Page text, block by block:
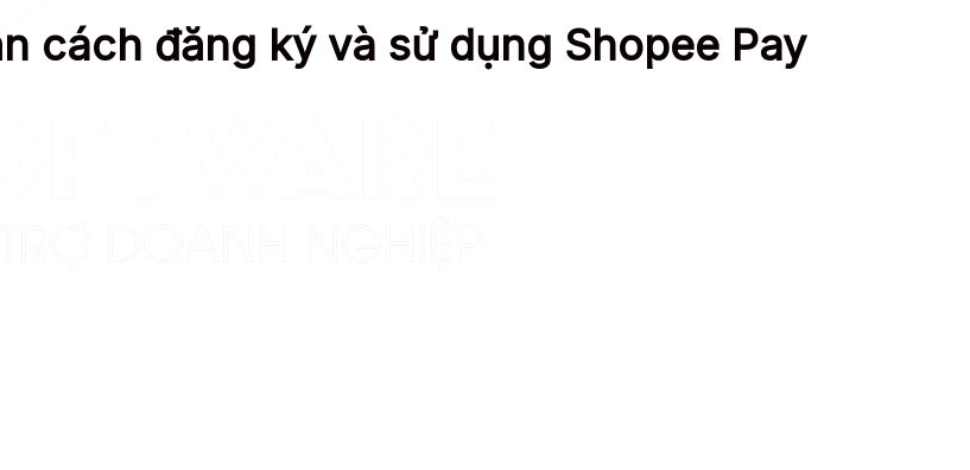
cách đăng ký và sử dụng Shopee Pay